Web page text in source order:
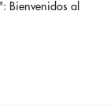
Bienvenidos al